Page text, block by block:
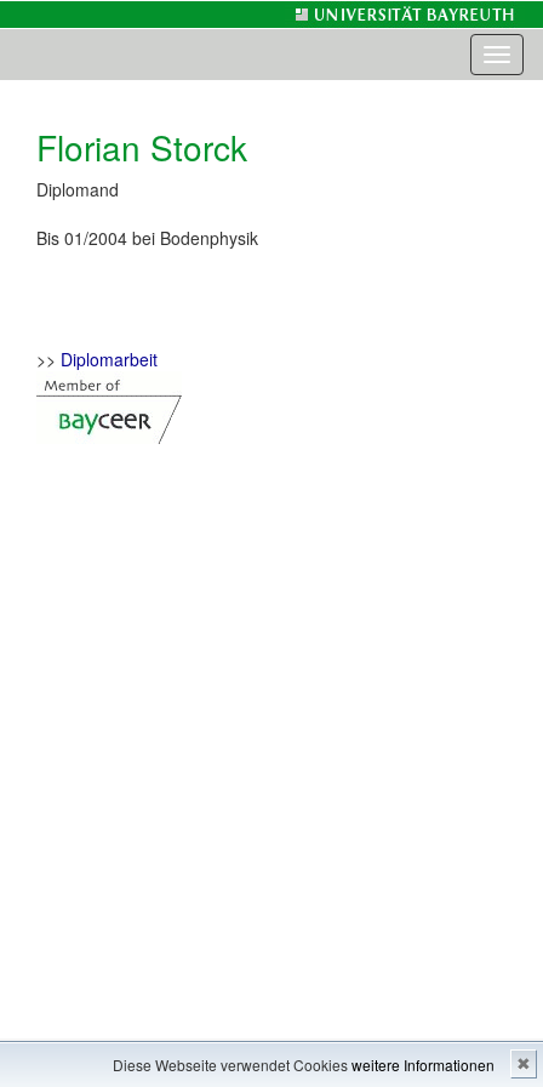
Diese Webseite verwendet Cookiesweitere Informationen ✖
Florian Storck
Diplomand
Bis 01/2004 bei Bodenphysik
>> Diplomarbeit
Impressum---Inhaltsverzeichnis